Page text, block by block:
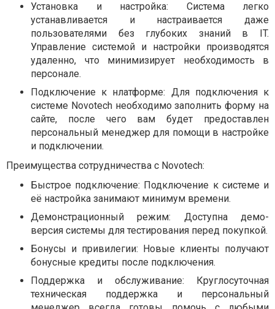
Установка и настройка: Система легко
устанавливается и настраивается даже
пользователями без глубоких знаний в IT.
Управление системой и настройки производятся
удаленно, что минимизирует необходимость в
персонале.
Подключение к нлатформе: Для подключения к
системе Novotech необходимо заполнить форму на
сайте, после чего вам будет предоставлен
персональный менеджер для помощи в настройке
и подключении.
Преимущества сотрудничества с Novotech:
Быстрое подключение: Подключение к системе и
её настройка занимают минимум времени.
Демонстрационный режим: Доступна демо-
версия системы для тестирования перед покупкой.
Бонусы и привилегии: Новые клиенты получают
бонусные кредиты после подключения.
Поддержка и обслуживание: Круглосуточная
техническая поддержка и персональный